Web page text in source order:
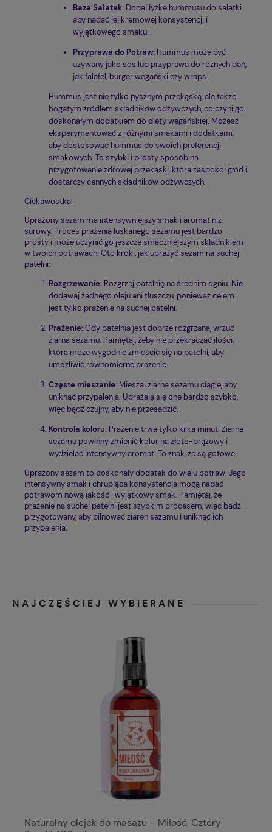
Baza Sałatek: Dodaj łyżkę hummusu do sałatki,
aby nadać jej kremowej konsystencji i
wyjątkowego smaku.
Przyprawa do Potraw: Hummus może być
używany jako sos lub przyprawa do różnych dań,
jak falafel, burger wegański czy wraps.
Hummus jest nie tylko pysznym przekąską, ale także
bogatym źródłem składników odżywczych, co czyni go
doskonałym dodatkiem do diety wegańskiej. Możesz
eksperymentować z różnymi smakami i dodatkami,
aby dostosować hummus do swoich preferencji
smakowych. To szybki i prosty sposób na
przygotowanie zdrowej przekąski, która zaspokoi głód i
dostarczy cennych składników odżywczych.
Ciekawostka:
Uprażony sezam ma intensywniejszy smak i aromat niż
surowy. Proces prażenia łuskanego sezamu jest bardzo
prosty i może uczynić go jeszcze smaczniejszym składnikiem
w twoich potrawach. Oto kroki, jak uprażyć sezam na suchej
patelni:
Rozgrzewanie: Rozgrzej patelnię na średnim ogniu. Nie
dodawaj żadnego oleju ani tłuszczu, ponieważ celem
jest tylko prażenie na suchej patelni.
Prażenie:Gdy patelnia jest dobrze rozgrzana, wrzuć
ziarna sezamu. Pamiętaj, żeby nie przekraczać ilości,
która może wygodnie zmieścić się na patelni, aby
umożliwić równomierne prażenie.
Częste mieszanie: Mieszaj ziarna sezamu ciągle, aby
uniknąć przypalenia. Uprażają się one bardzo szybko,
więc bądź czujny, aby nie przesadzić.
Kontrola koloru: Prażenie trwa tylko kilka minut. Ziarna
sezamu powinny zmienić kolor na złoto-brązowy i
wydzielać intensywny aromat. To znak, że są gotowe.
Uprażony sezam to doskonały dodatek do wielu potraw. Jego
intensywny smak i chrupiąca konsystencja mogą nadać
potrawom nową jakość i wyjątkowy smak. Pamiętaj, że
prażenie na suchej patelni jest szybkim procesem, więc bądź
przygotowany, aby pilnować ziaren sezamu i uniknąć ich
przypalenia.
NAJCZĘŚCIEJ WYBIERANE
Naturalny olejek do masażu – Miłość, Cztery